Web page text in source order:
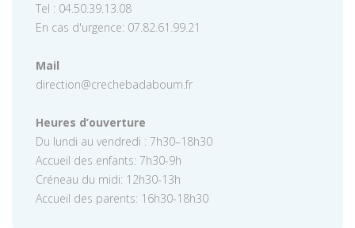
Tel : 04.50.39.13.08
En cas d'urgence: 07.82.61.99.21
Mail
direction@crechebadaboum.fr
Heures d’ouverture
Du lundi au vendredi : 7h30–18h30
Accueil des enfants: 7h30-9h
Créneau du midi: 12h30-13h
Accueil des parents: 16h30-18h30